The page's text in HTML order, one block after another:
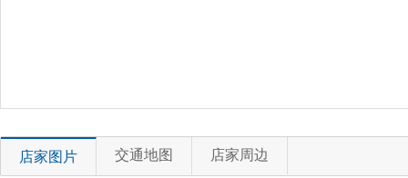
店家图片 交通地图 店家周边